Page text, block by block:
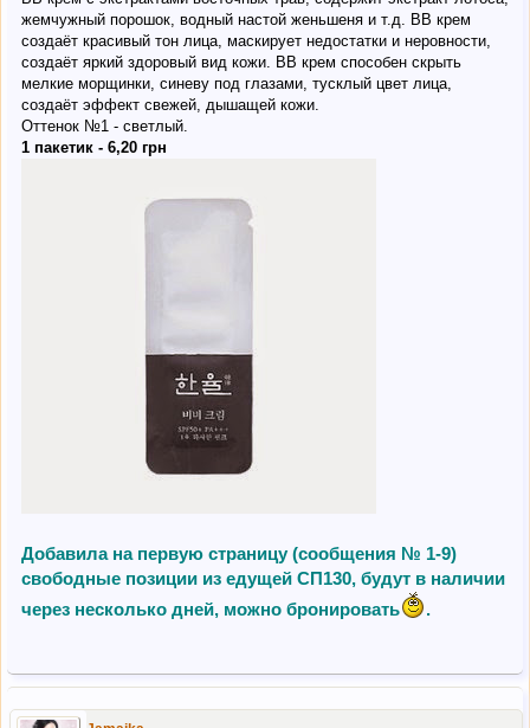
жемчужный порошок, водный настой женьшеня и т.д. ВВ крем
создаёт красивый тон лица, маскирует недостатки и неровности,
создаёт яркий здоровый вид кожи. ВВ крем способен скрыть
мелкие морщинки, синеву под глазами, тусклый цвет лица,
создаёт эффект свежей, дышащей кожи.
Оттенок №1 - светлый.
1 пакетик - 6,20 грн
Добавила на первую страницу (сообщения № 1-9)
свободные позиции из едущей СП130, будут в наличии
через несколько дней, можно бронировать
.